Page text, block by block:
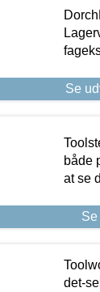
Se
både
at se
Se
det-